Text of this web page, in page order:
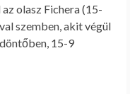
olasz Fichera (15-
szemben, akit végül
15-9